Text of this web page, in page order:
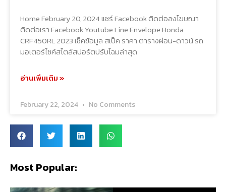
Home February 20, 2024 แชร์ Facebook ติดต่อลงโฆษณา
ติดต่อเรา Facebook Youtube Line Envelope Honda
CRF450RL 2023 เช็คข้อมูล สเป็ค ราคา ตารางผ่อน-ดาวน์ รถ
มอเตอร์ไซค์สไตล์สปอร์ตปรับโฉมล่าสุด
อ่านเพิ่มเติม »
February 22, 2024 No Comments
Most Popular: